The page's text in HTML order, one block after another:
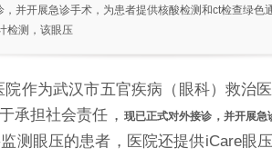
并开展急诊手术，为患者提供核酸检测和ct检查绿色
检测，该眼压
院作为武汉市五官疾病（眼科）救治
承担社会责任， 现已正式对外接诊，并开展
测眼压的患者，医院还提供iCare眼